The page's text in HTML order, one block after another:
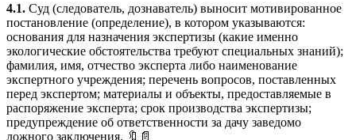
4.1. Суд (следователь, дознаватель) выносит мотивированное
постановление (определение), в котором указываются:
основания для назначения экспертизы (какие именно
экологические обстоятельства требуют специальных знаний);
фамилия, имя, отчество эксперта либо наименование
экспертного учреждения; перечень вопросов, поставленных
перед экспертом; материалы и объекты, предоставляемые в
распоряжение эксперта; срок производства экспертизы;
предупреждение об ответственности за дачу заведомо
ложного заключения. 🔖📄